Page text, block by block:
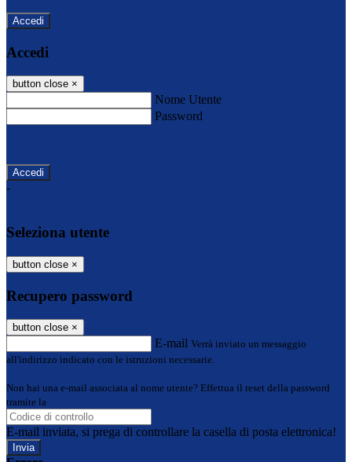
Accedi
Accedi
button close ×
Nome Utente
Password
-
Seleziona utente
button close ×
Recupero password
button close ×
E-mail Verrà inviato un messaggio
all'indirizzo indicato con le istruzioni necessarie.
Non hai una e-mail associata al nome utente? Effettua il reset della password
tramite la
E-mail inviata, si prega di controllare la casella di posta elettronica!